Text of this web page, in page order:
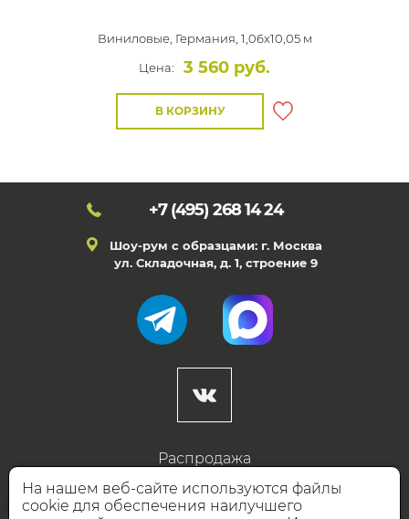
Виниловые, Германия, 1,06x10,05 м
Цена:
3 560 руб.
В КОРЗИНУ
+7 (495) 268 14 24
Шоу-рум с образцами: г. Москва
ул. Складочная, д. 1, строение 9
Распродажа
Готовые дизайны
Дизайнерам
На нашем веб-сайте используются файлы
cookie для обеспечения наилучшего